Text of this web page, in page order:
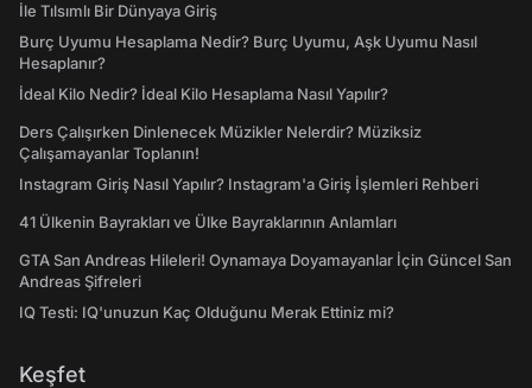
İle Tılsımlı Bir Dünyaya Giriş
Burç Uyumu Hesaplama Nedir? Burç Uyumu, Aşk Uyumu Nasıl
Hesaplanır?
İdeal Kilo Nedir? İdeal Kilo Hesaplama Nasıl Yapılır?
Ders Çalışırken Dinlenecek Müzikler Nelerdir? Müziksiz
Çalışamayanlar Toplanın!
Instagram Giriş Nasıl Yapılır? Instagram'a Giriş İşlemleri Rehberi
41 Ülkenin Bayrakları ve Ülke Bayraklarının Anlamları
GTA San Andreas Hileleri! Oynamaya Doyamayanlar İçin Güncel San
Andreas Şifreleri
IQ Testi: IQ'unuzun Kaç Olduğunu Merak Ettiniz mi?
Keşfet